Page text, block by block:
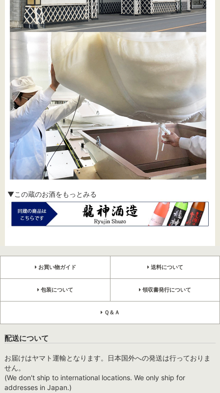
▼この蔵のお酒をもっとみる
お買い物ガイド 送料について
包装について 領収書発行について
Ｑ＆Ａ
配送について
お届けはヤマト運輸となります。日本国外への発送は行っておりま
せん。
(We don't ship to international locations. We only ship for
addresses in Japan.)